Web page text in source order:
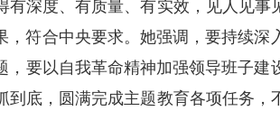
深度、有质量、有实效，见人见事
符合中央要求。她强调，要持续深
要以自我革命精神加强领导班子建
底，圆满完成主题教育各项任务，